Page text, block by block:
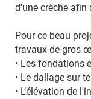
d'une crèche afin
Pour ce beau
travaux de gros
• Les fondations
• Le dallage sur
• L’élévation de